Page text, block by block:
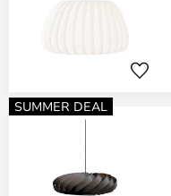
SUMMER DEAL